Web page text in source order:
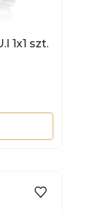
1x1 szt.